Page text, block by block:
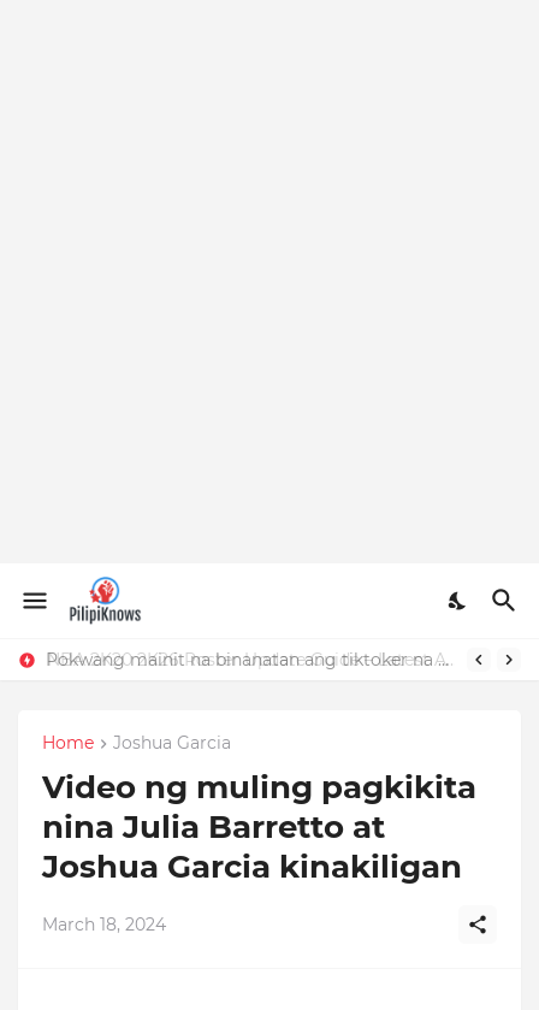
NBA 2K20 2K26 Roster Update Guide – Latest APK, OBB, Mod Menu by JMGAMERYT
Pokwang mainit na binanatan ang tiktoker na nandidiri sa Sardinas
Home Joshua Garcia
Video ng muling pagkikita
nina Julia Barretto at
Joshua Garcia kinakiligan
March 18, 2024